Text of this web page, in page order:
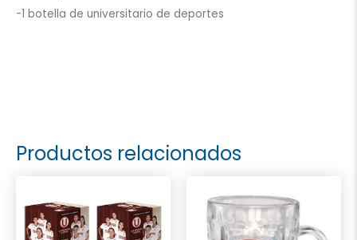
-1 botella de universitario de deportes
Productos relacionados